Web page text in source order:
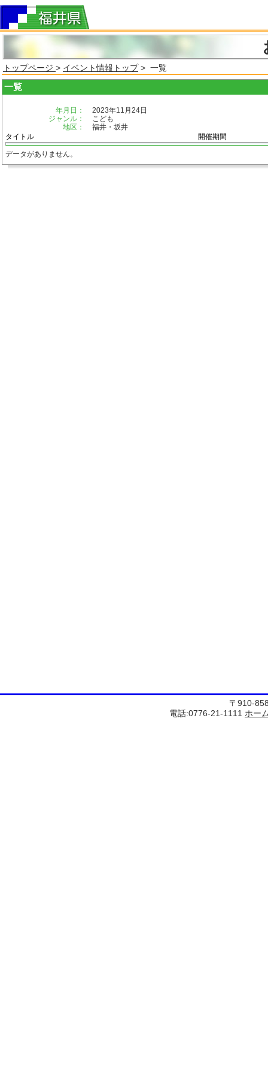
トップページ > イベント情報トップ> 一覧
一覧
年月日：
2023年11月24日
ジャンル：
こども
地区：
福井・坂井
タイトル
開催期間
データがありません。
〒910-
電話:0776-21-1111 ホー